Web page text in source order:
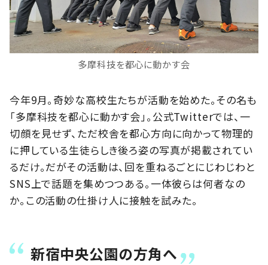
多摩科技を都心に動かす会
今年9月。奇妙な高校生たちが活動を始めた。その名も
「多摩科技を都心に動かす会」。公式Twitterでは、一
切顔を見せず、ただ校舎を都心方向に向かって物理的
に押している生徒らしき後ろ姿の写真が掲載されてい
るだけ。だがその活動は、回を重ねるごとにじわじわと
SNS上で話題を集めつつある。一体彼らは何者なの
か。この活動の仕掛け人に接触を試みた。
新宿中央公園の方角へ